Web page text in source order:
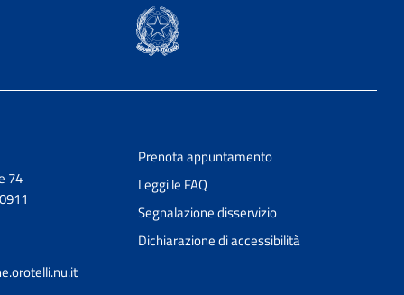
74
Prenota appuntamento
Leggi le FAQ
Segnalazione disservizio
Dichiarazione di accessibilità